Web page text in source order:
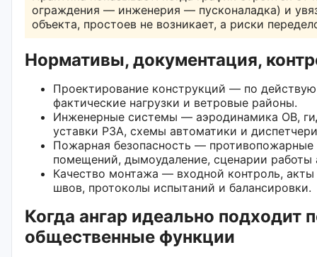
ограждения — инженерия — пусконаладка) и
объекта, простоев не возникает, а риски
Нормативы, документация,
Проектирование конструкций — по
фактические нагрузки и ветровые районы.
Инженерные системы — аэродинамика ОВ,
уставки РЗА, схемы автоматики и
Пожарная безопасность — противопожарные
помещений, дымоудаление, сценарии работы
Качество монтажа — входной контроль,
швов, протоколы испытаний и балансировки.
Когда ангар идеально подходит
общественные функции